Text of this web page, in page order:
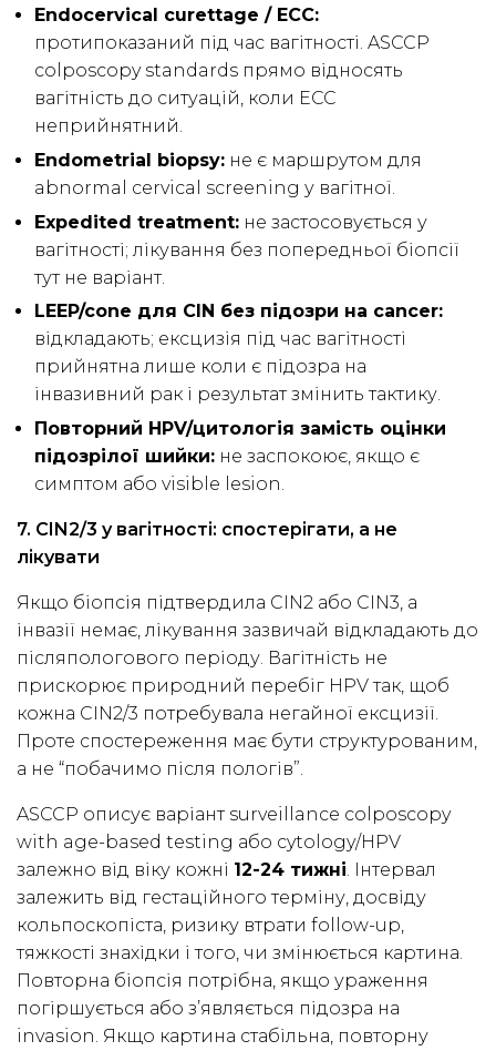
Endocervical curettage / ECC:
протипоказаний під час вагітності. ASCCP
colposcopy standards прямо відносять
вагітність до ситуацій, коли ECC
неприйнятний.
Endometrial biopsy: не є маршрутом для
abnormal cervical screening у вагітної.
Expedited treatment: не застосовується у
вагітності; лікування без попередньої біопсії
тут не варіант.
LEEP/cone для CIN без підозри на cancer:
відкладають; ексцизія під час вагітності
прийнятна лише коли є підозра на
інвазивний рак і результат змінить тактику.
Повторний HPV/цитологія замість оцінки
підозрілої шийки: не заспокоює, якщо є
симптом або visible lesion.
7. CIN2/3 у вагітності: спостерігати, а не
лікувати
Якщо біопсія підтвердила CIN2 або CIN3, а
інвазії немає, лікування зазвичай відкладають до
післяпологового періоду. Вагітність не
прискорює природний перебіг HPV так, щоб
кожна CIN2/3 потребувала негайної ексцизії.
Проте спостереження має бути структурованим,
а не “побачимо після пологів”.
ASCCP описує варіант surveillance colposcopy
with age-based testing або cytology/HPV
залежно від віку кожні 12-24 тижні. Інтервал
залежить від гестаційного терміну, досвіду
кольпоскопіста, ризику втрати follow-up,
тяжкості знахідки і того, чи змінюється картина.
Повторна біопсія потрібна, якщо ураження
погіршується або з’являється підозра на
invasion. Якщо картина стабільна, повторну